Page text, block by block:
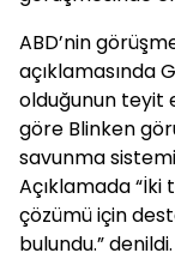
ABD’nin
açıklamasında
olduğunun teyit
göre Blinken
savunma
Açıklamada “İki
çözümü için
bulundu.” denildi.